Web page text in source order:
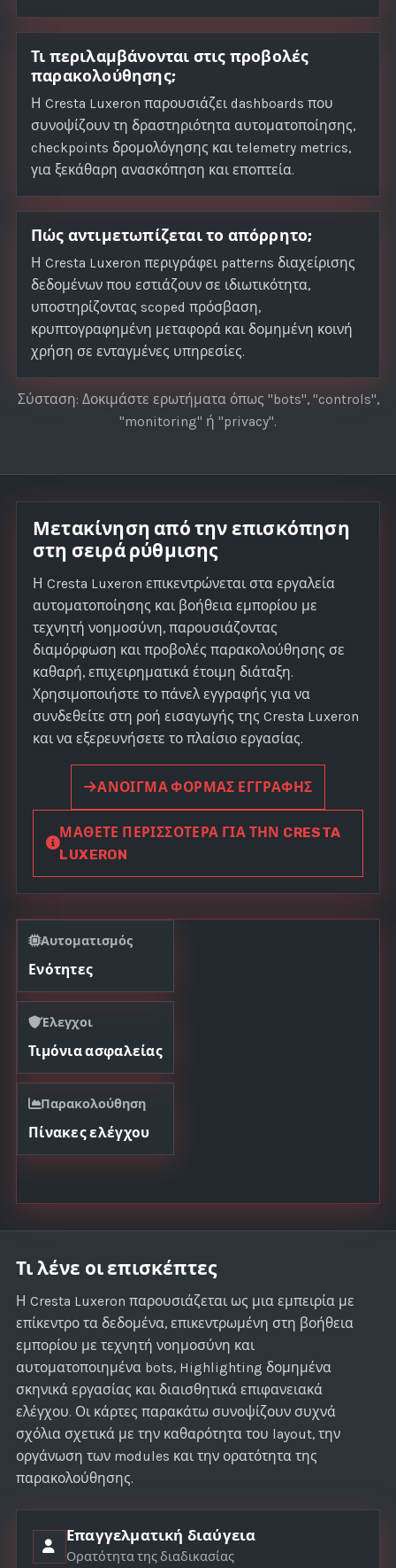
Τι περιλαμβάνονται στις προβολές
παρακολούθησης;
Η Cresta Luxeron παρουσιάζει dashboards που
συνοψίζουν τη δραστηριότητα αυτοματοποίησης,
checkpoints δρομολόγησης και telemetry metrics,
για ξεκάθαρη ανασκόπηση και εποπτεία.
Πώς αντιμετωπίζεται το απόρρητο;
Η Cresta Luxeron περιγράφει patterns διαχείρισης
δεδομένων που εστιάζουν σε ιδιωτικότητα,
υποστηρίζοντας scoped πρόσβαση,
κρυπτογραφημένη μεταφορά και δομημένη κοινή
χρήση σε ενταγμένες υπηρεσίες.
Σύσταση: Δοκιμάστε ερωτήματα όπως "bots", "controls",
"monitoring" ή "privacy".
Μετακίνηση από την επισκόπηση
στη σειρά ρύθμισης
Η Cresta Luxeron επικεντρώνεται στα εργαλεία
αυτοματοποίησης και βοήθεια εμπορίου με
τεχνητή νοημοσύνη, παρουσιάζοντας
διαμόρφωση και προβολές παρακολούθησης σε
καθαρή, επιχειρηματικά έτοιμη διάταξη.
Χρησιμοποιήστε το πάνελ εγγραφής για να
συνδεθείτε στη ροή εισαγωγής της Cresta Luxeron
και να εξερευνήσετε το πλαίσιο εργασίας.
ΆΝΟΙΓΜΑ ΦΌΡΜΑΣ ΕΓΓΡΑΦΉΣ
ΜΆΘΕΤΕ ΠΕΡΙΣΣΌΤΕΡΑ ΓΙΑ ΤΗΝ CRESTA
LUXERON
Αυτοματισμός
Ενότητες
Έλεγχοι
Τιμόνια ασφαλείας
Παρακολούθηση
Πίνακες ελέγχου
Τι λένε οι επισκέπτες
Η Cresta Luxeron παρουσιάζεται ως μια εμπειρία με
επίκεντρο τα δεδομένα, επικεντρωμένη στη βοήθεια
εμπορίου με τεχνητή νοημοσύνη και
αυτοματοποιημένα bots, Highlighting δομημένα
σκηνικά εργασίας και διαισθητικά επιφανειακά
ελέγχου. Οι κάρτες παρακάτω συνοψίζουν συχνά
σχόλια σχετικά με την καθαρότητα του layout, την
οργάνωση των modules και την ορατότητα της
παρακολούθησης.
Επαγγελματική διαύγεια
Ορατότητα της διαδικασίας